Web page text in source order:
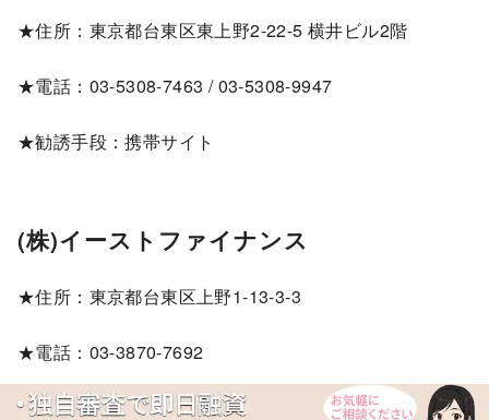
★住所：東京都台東区東上野2-22-5 横井ビル2階
★電話：03-5308-7463 / 03-5308-9947
★勧誘手段：携帯サイト
(株)イーストファイナンス
★住所：東京都台東区上野1-13-3-3
★電話：03-3870-7692
★勧誘手段：ダイレクトメール